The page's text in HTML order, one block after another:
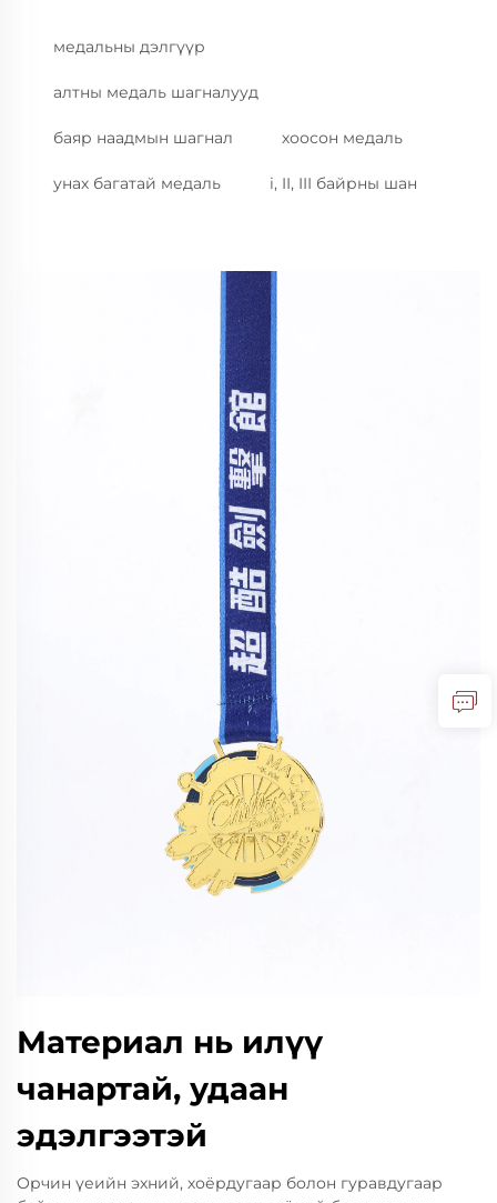
медальны дэлгүүр
алтны медаль шагналууд
баяр наадмын шагнал хоосон медаль
унах багатай медаль i, II, III байрны шан
Материал нь илүү
чанартай, удаан
эдэлгээтэй
Орчин үеийн эхний, хоёрдугаар болон гуравдугаар